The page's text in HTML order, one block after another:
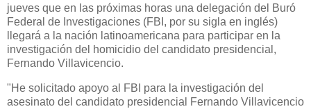
jueves que en las próximas horas una delegación del Buró
Federal de Investigaciones (FBI, por su sigla en inglés)
llegará a la nación latinoamericana para participar en la
investigación del homicidio del candidato presidencial,
Fernando Villavicencio.
"He solicitado apoyo al FBI para la investigación del
asesinato del candidato presidencial Fernando Villavicencio